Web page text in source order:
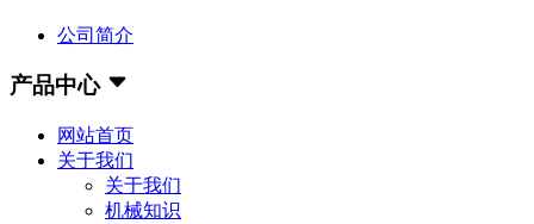
公司简介
产品中心
网站首页
关于我们
关于我们
机械知识